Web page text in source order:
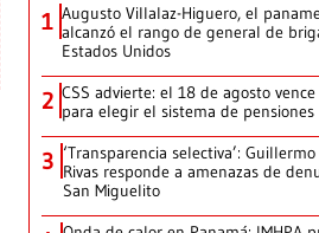
1 Augusto Villalaz-Higuero, el
alcanzó el rango de general de
Estados Unidos
2 CSS advierte: el 18 de agosto
para elegir el sistema de pensiones
3 ‘Transparencia selectiva’: Guillermo
Rivas responde a amenazas de
San Miguelito